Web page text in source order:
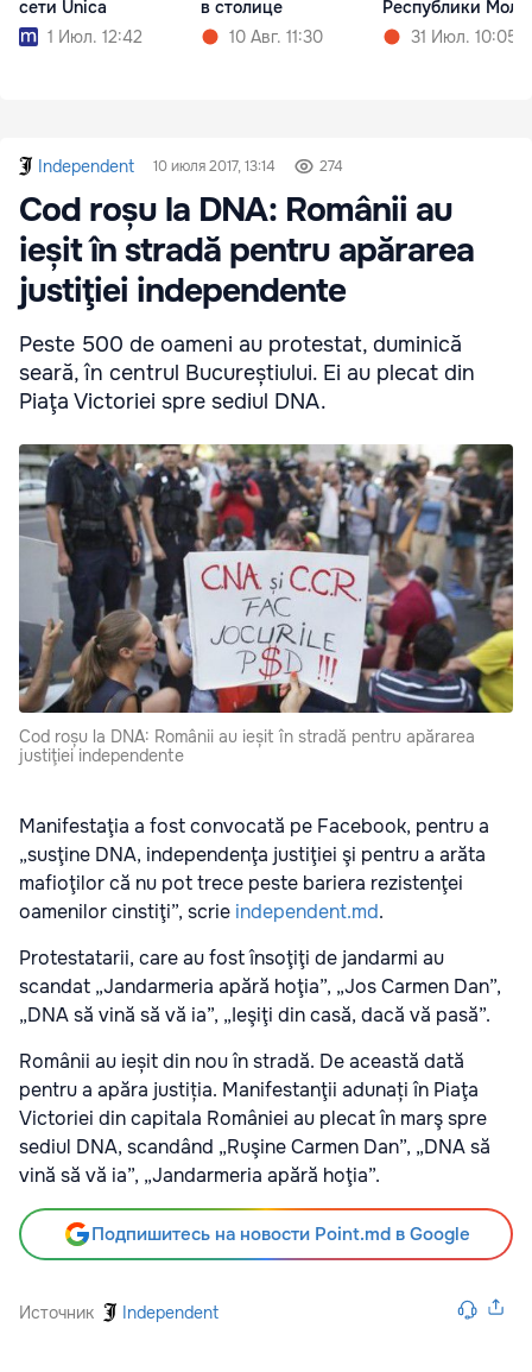
сети Unica
1 Июл. 12:42
в столице
10 Авг. 11:30
Республики
31 Июл. 10:05
Independent 10 июля 2017, 13:14 274
Cod roșu la DNA: Românii au
ieșit în stradă pentru apărarea
justiţiei independente
Peste 500 de oameni au protestat, duminică
seară, în centrul Bucureștiului. Ei au plecat din
Piaţa Victoriei spre sediul DNA.
Cod roșu la DNA: Românii au ieșit în stradă pentru apărarea
justiţiei independente
Manifestaţia a fost convocată pe Facebook, pentru a
„susţine DNA, independenţa justiţiei şi pentru a arăta
mafioţilor că nu pot trece peste bariera rezistenţei
oamenilor cinstiţi”, scrie independent.md.
Protestatarii, care au fost însoţiţi de jandarmi au
scandat „Jandarmeria apără hoţia”, „Jos Carmen Dan”,
„DNA să vină să vă ia”, „Ieşiţi din casă, dacă vă pasă”.
Românii au ieșit din nou în stradă. De această dată
pentru a apăra justiția. Manifestanţii adunați în Piaţa
Victoriei din capitala României au plecat în marş spre
sediul DNA, scandând „Ruşine Carmen Dan”, „DNA să
vină să vă ia”, „Jandarmeria apără hoţia”.
Подпишитесь на новости Point.md в Google
Источник Independent